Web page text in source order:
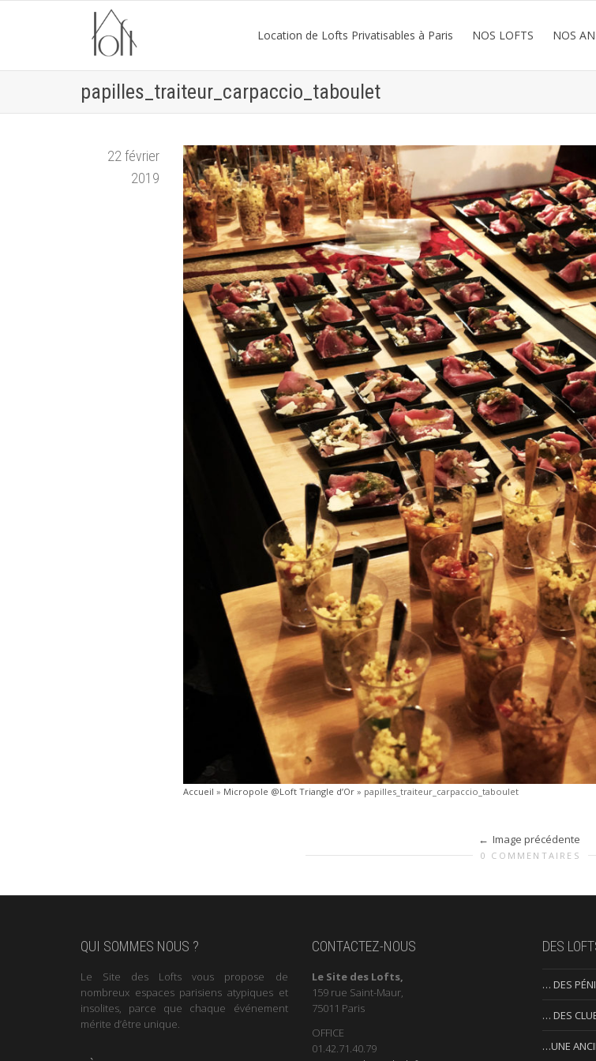
Location de Lofts Privatisables à Paris NOS LOFTS NOS
papilles_traiteur_carpaccio_taboulet
22 février
2019
Accueil » Micropole @Loft Triangle d’Or » papilles_traiteur_carpaccio_taboulet
Image précédente
0 COMMENTAIRES
QUI SOMMES NOUS ?
Le Site des Lofts vous propose de
nombreux espaces parisiens atypiques et
insolites, parce que chaque événement
mérite d’être unique.
CONTACTEZ-NOUS
Le Site des Lofts,
159 rue Saint-Maur,
75011 Paris
OFFICE
01.42.71.40.79
DES
… DES
… DES
…UNE